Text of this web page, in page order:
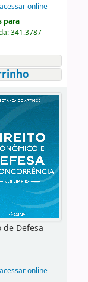
online
para
341.3787
Defesa
online